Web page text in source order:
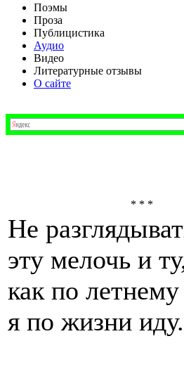
Поэмы
Проза
Публицистика
Аудио
Видео
Литературные отзывы
О сайте
* * *
Не
эту мелочь и
как по летнему
я по жизни иду.